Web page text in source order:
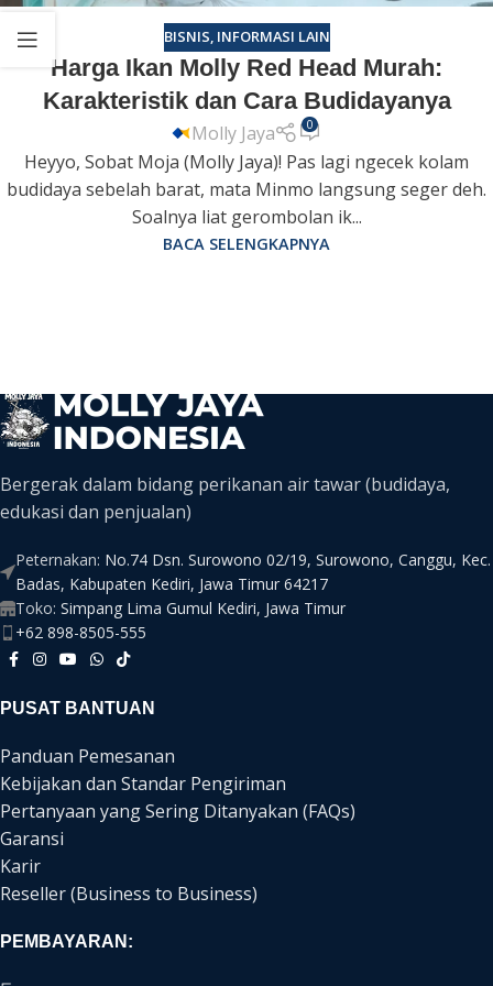
BISNIS, INFORMASI LAIN
Harga Ikan Molly Red Head Murah:
Karakteristik dan Cara Budidayanya
Molly Jaya 0
Heyyo, Sobat Moja (Molly Jaya)! Pas lagi ngecek kolam
budidaya sebelah barat, mata Minmo langsung seger deh.
Soalnya liat gerombolan ik...
BACA SELENGKAPNYA
Bergerak dalam bidang perikanan air tawar (budidaya,
edukasi dan penjualan)
Peternakan: No.74 Dsn. Surowono 02/19, Surowono, Canggu, Kec.
Badas, Kabupaten Kediri, Jawa Timur 64217
Toko: Simpang Lima Gumul Kediri, Jawa Timur
+62 898-8505-555
PUSAT BANTUAN
Panduan Pemesanan
Kebijakan dan Standar Pengiriman
Pertanyaan yang Sering Ditanyakan (FAQs)
Garansi
Karir
Reseller (Business to Business)
PEMBAYARAN: